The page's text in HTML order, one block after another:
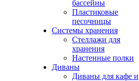
бассейны
Пластиковые
песочницы
Системы хранения
Стеллажи для
хранения
Настенные полки
Диваны
Диваны для кафе и